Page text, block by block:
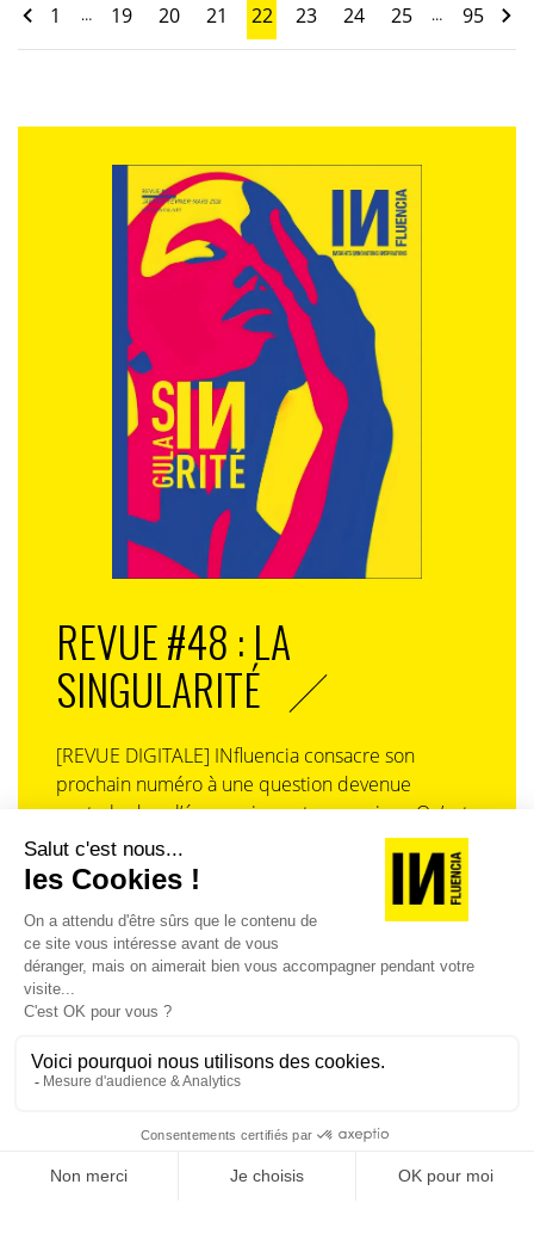
1 … 19 20 21 22 23 24 25 … 95
REVUE #48 : LA
SINGULARITÉ
[REVUE DIGITALE] INfluencia consacre son
prochain numéro à une question devenue
centrale dans l’économie contemporaine : Qu’est-
ce que la singularité à l’heure de la
standardisation généralisée ? Ce numéro explore
la singularité là où elle est la plus mise à l’épreuve
: dans l’entreprise, dans la marque, dans les
organisations, dans les choix de gouvernance,
dans le rapport au pouvoir et à la technologie.
J'ACHÈTE LE NUMÉRO
JE M'ABONNE 1 AN - 4 NUM.